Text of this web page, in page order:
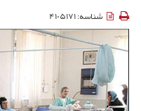
شناسه: 4105171